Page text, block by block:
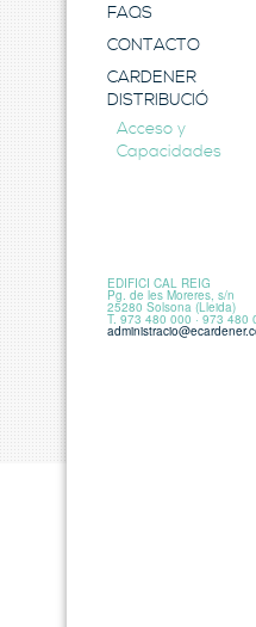
FAQS
CONTACTO
CARDENER
DISTRIBUCIÓ
Acceso y
Capacidades
EDIFICI CAL REIG
Pg. de les Moreres, s/n
25280 Solsona (Lleida)
T. 973 480 000 · 973 480